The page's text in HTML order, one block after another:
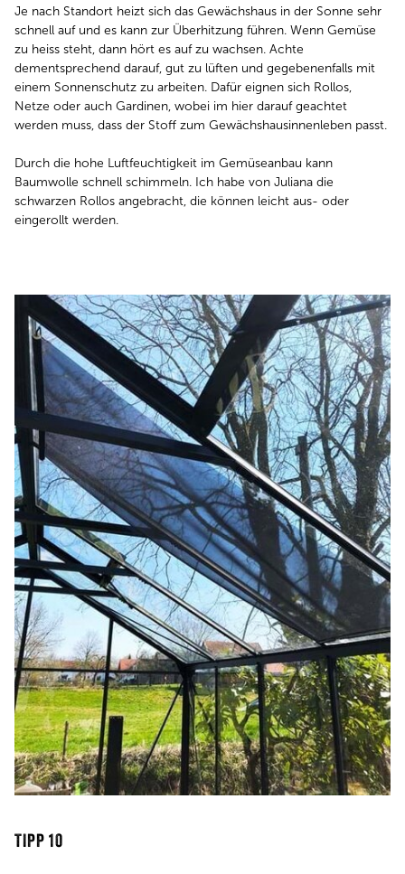
Je nach Standort heizt sich das Gewächshaus in der Sonne sehr
schnell auf und es kann zur Überhitzung führen. Wenn Gemüse
zu heiss steht, dann hört es auf zu wachsen. Achte
dementsprechend darauf, gut zu lüften und gegebenenfalls mit
einem Sonnenschutz zu arbeiten. Dafür eignen sich Rollos,
Netze oder auch Gardinen, wobei im hier darauf geachtet
werden muss, dass der Stoff zum Gewächshausinnenleben passt.
Durch die hohe Luftfeuchtigkeit im Gemüseanbau kann
Baumwolle schnell schimmeln. Ich habe von Juliana die
schwarzen Rollos angebracht, die können leicht aus- oder
eingerollt werden.
TIPP 10